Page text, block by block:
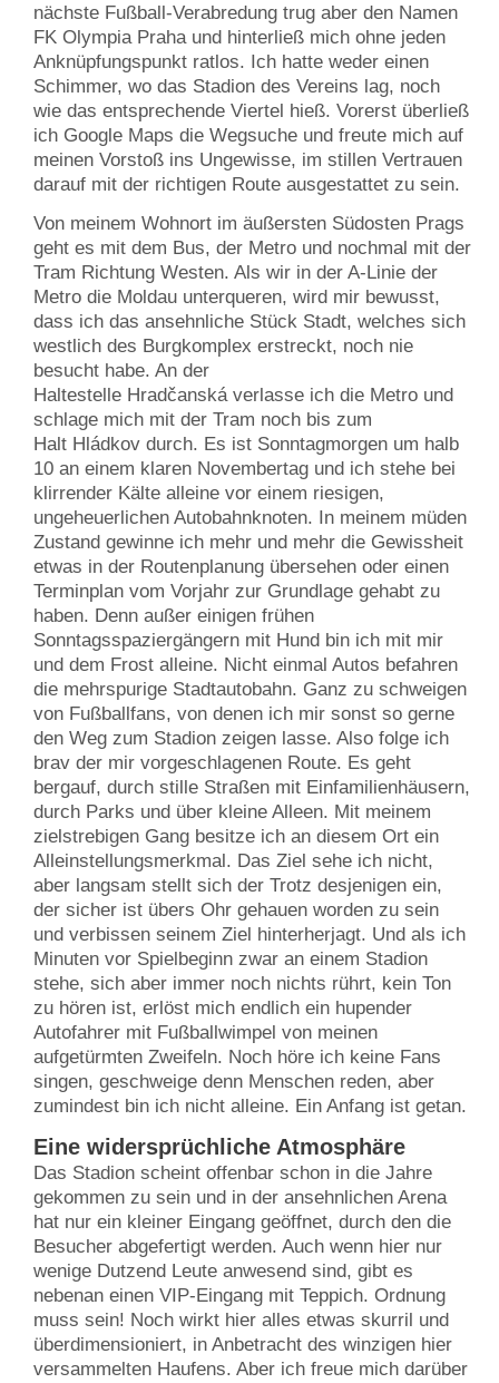
nächste Fußball-Verabredung trug aber den Namen
FK Olympia Praha und hinterließ mich ohne jeden
Anknüpfungspunkt ratlos. Ich hatte weder einen
Schimmer, wo das Stadion des Vereins lag, noch
wie das entsprechende Viertel hieß. Vorerst überließ
ich Google Maps die Wegsuche und freute mich auf
meinen Vorstoß ins Ungewisse, im stillen Vertrauen
darauf mit der richtigen Route ausgestattet zu sein.
Von meinem Wohnort im äußersten Südosten Prags
geht es mit dem Bus, der Metro und nochmal mit der
Tram Richtung Westen. Als wir in der A-Linie der
Metro die Moldau unterqueren, wird mir bewusst,
dass ich das ansehnliche Stück Stadt, welches sich
westlich des Burgkomplex erstreckt, noch nie
besucht habe. An der
Haltestelle Hradčanská verlasse ich die Metro und
schlage mich mit der Tram noch bis zum
Halt Hládkov durch. Es ist Sonntagmorgen um halb
10 an einem klaren Novembertag und ich stehe bei
klirrender Kälte alleine vor einem riesigen,
ungeheuerlichen Autobahnknoten. In meinem müden
Zustand gewinne ich mehr und mehr die Gewissheit
etwas in der Routenplanung übersehen oder einen
Terminplan vom Vorjahr zur Grundlage gehabt zu
haben. Denn außer einigen frühen
Sonntagsspaziergängern mit Hund bin ich mit mir
und dem Frost alleine. Nicht einmal Autos befahren
die mehrspurige Stadtautobahn. Ganz zu schweigen
von Fußballfans, von denen ich mir sonst so gerne
den Weg zum Stadion zeigen lasse. Also folge ich
brav der mir vorgeschlagenen Route. Es geht
bergauf, durch stille Straßen mit Einfamilienhäusern,
durch Parks und über kleine Alleen. Mit meinem
zielstrebigen Gang besitze ich an diesem Ort ein
Alleinstellungsmerkmal. Das Ziel sehe ich nicht,
aber langsam stellt sich der Trotz desjenigen ein,
der sicher ist übers Ohr gehauen worden zu sein
und verbissen seinem Ziel hinterherjagt. Und als ich
Minuten vor Spielbeginn zwar an einem Stadion
stehe, sich aber immer noch nichts rührt, kein Ton
zu hören ist, erlöst mich endlich ein hupender
Autofahrer mit Fußballwimpel von meinen
aufgetürmten Zweifeln. Noch höre ich keine Fans
singen, geschweige denn Menschen reden, aber
zumindest bin ich nicht alleine. Ein Anfang ist getan.
Eine widersprüchliche Atmosphäre
Das Stadion scheint offenbar schon in die Jahre
gekommen zu sein und in der ansehnlichen Arena
hat nur ein kleiner Eingang geöffnet, durch den die
Besucher abgefertigt werden. Auch wenn hier nur
wenige Dutzend Leute anwesend sind, gibt es
nebenan einen VIP-Eingang mit Teppich. Ordnung
muss sein! Noch wirkt hier alles etwas skurril und
überdimensioniert, in Anbetracht des winzigen hier
versammelten Haufens. Aber ich freue mich darüber